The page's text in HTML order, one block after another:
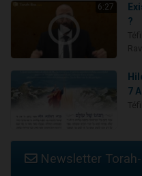
6:27
?
7
Newsletter